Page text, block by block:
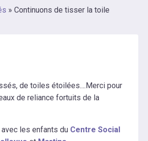
» Continuons de tisser la toile
de toiles étoilées....Merci pour
de reliance fortuits de la
les enfants du Centre Social